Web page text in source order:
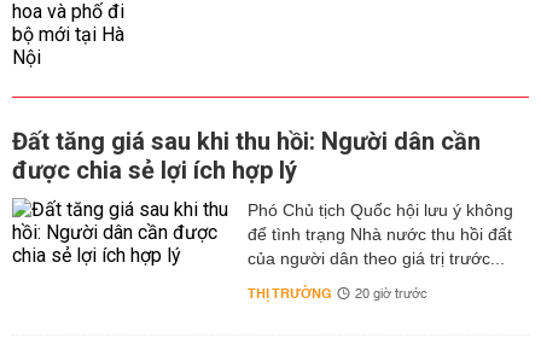
Đất tăng giá sau khi thu hồi: Người dân cần
được chia sẻ lợi ích hợp lý
Phó Chủ tịch Quốc hội lưu ý không
để tình trạng Nhà nước thu hồi đất
của người dân theo giá trị trước...
THỊ TRƯỜNG 20 giờ trước